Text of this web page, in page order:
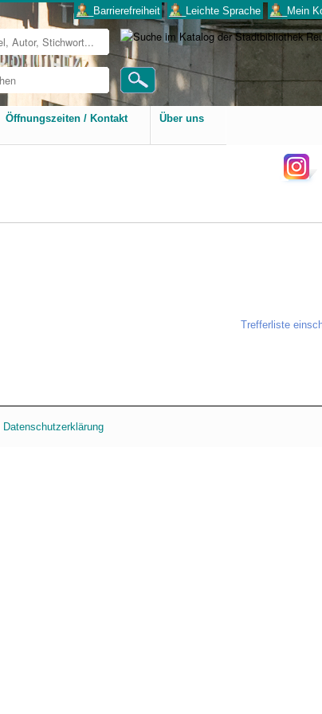
___Barrierefreiheit ___Leichte Sprache ___Mein
Öffnungszeiten / Kontakt Über uns
Trefferliste
Datenschutzerklärung